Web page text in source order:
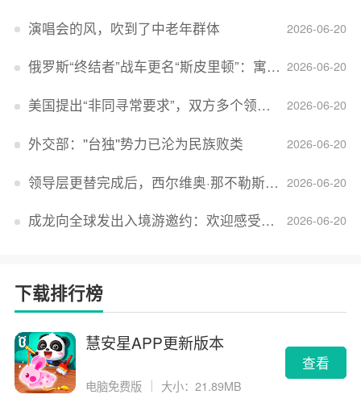
2026-06-20
演唱会的风，吹到了中老年群体
2026-06-20
俄罗斯“终结者”战车更名“斯皮里顿”：寓意强大可靠，彰显俄精神力量
2026-06-20
美国提出“非同寻常要求”，双方多个领域分歧依旧，印美贸易谈判进入“关键阶段”
2026-06-20
外交部：''台独''势力已沦为民族败类
2026-06-20
领导层更替完成后，西尔维奥·那不勒斯出任Lucid首席执行官
2026-06-20
成龙向全球发出入境游邀约：欢迎感受无滤镜的真实中国
下载排行榜
慧安星APP更新版本
电脑免费版 ｜ 大小：21.89MB
查看